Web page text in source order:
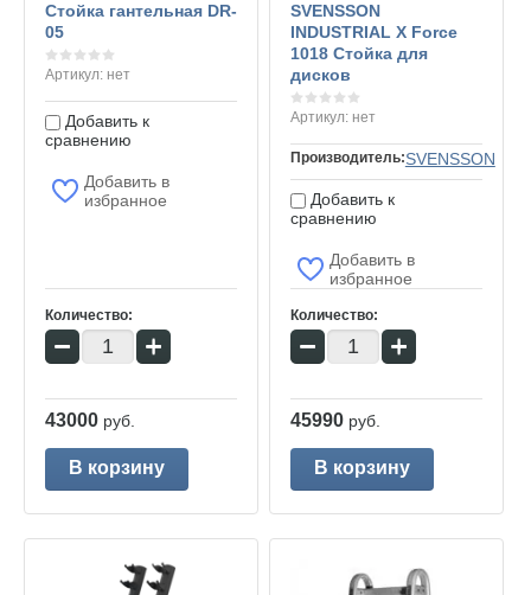
Стойка гантельная DR-
05
Артикул: нет
Добавить к
сравнению
Добавить в
избранное
Количество:
− +
43000 руб.
В корзину
SVENSSON
INDUSTRIAL X Force
1018 Стойка для
дисков
Артикул:нет
Производитель:SVENSSON
Добавить к
сравнению
Добавить в
избранное
Количество:
− +
45990 руб.
В корзину